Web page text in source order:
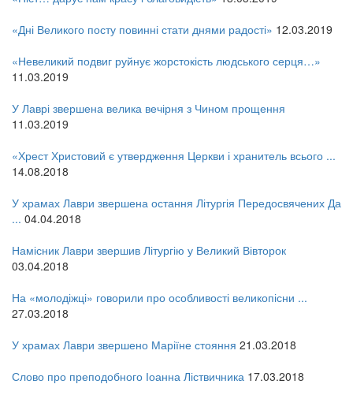
«Дні Великого посту повинні стати днями радості» 12.03.2019
«Невеликий подвиг руйнує жорстокість людського серця…»
11.03.2019
У Лаврі звершена велика вечірня з Чином прощення
11.03.2019
«Хрест Христовий є утвердження Церкви і хранитель всього ...
14.08.2018
У храмах Лаври звершена остання Літургія Передосвячених Да
... 04.04.2018
Намісник Лаври звершив Літургію у Великий Вівторок
03.04.2018
На «молодіжці» говорили про особливості великопісни ...
27.03.2018
У храмах Лаври звершено Маріїне стояння 21.03.2018
Слово про преподобного Іоанна Ліствичника 17.03.2018